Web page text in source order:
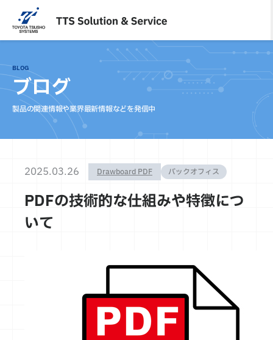
ッ
プ
BLOG
ブログ
製品の関連情報や業界最新情報などを発信中
2025.03.26 Drawboard PDF バックオフィス
PDFの技術的な仕組みや特徴につ
いて